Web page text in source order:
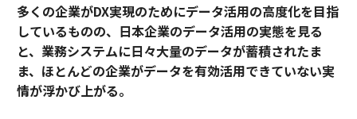
多くの企業がDX実現のためにデータ活用の高度化を目指
しているものの、日本企業のデータ活用の実態を見る
と、業務システムに日々大量のデータが蓄積されたま
ま、ほとんどの企業がデータを有効活用できていない実
情が浮かび上がる。